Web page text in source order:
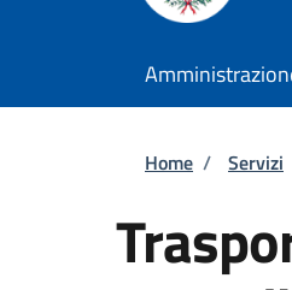
Home / Servizi